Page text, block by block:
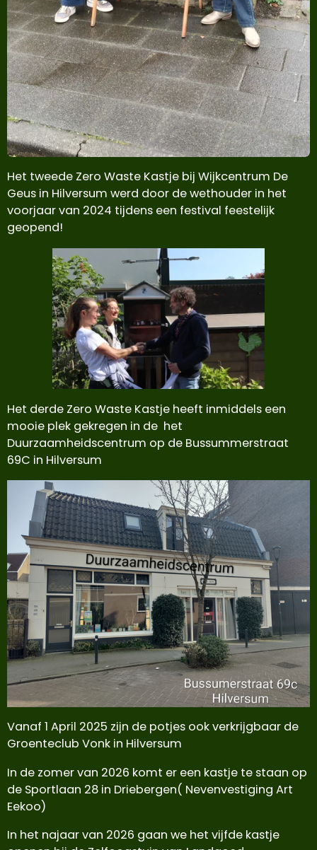
Het tweede Zero Waste Kastje bij Wijkcentrum De
Geus in Hilversum werd door de wethouder in het
voorjaar van 2024 tijdens een festival feestelijk
geopend!
Het derde Zero Waste Kastje heeft inmiddels een
mooie plek gekregen in de het
Duurzaamheidscentrum op de Bussummerstraat
69C in Hilversum
Vanaf 1 April 2025 zijn de potjes ook verkrijgbaar de
Groenteclub Vonk in Hilversum
In de zomer van 2026 komt er een kastje te staan op
de Sportlaan 28 in Driebergen( Nevenvestiging Art
Eekoo)
In het najaar van 2026 gaan we het vijfde kastje